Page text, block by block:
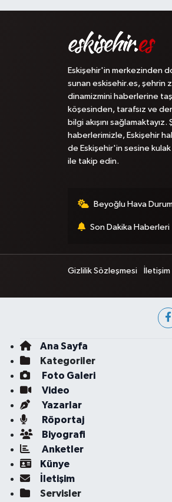
Eskişehir'in merkezinden
sunan eskisehir.es, şehrin
dinamizmini haberlerine
köşesinden, tarafsız ve
bilgi akışını
haberlerimizle, Eskişehir
de Eskişehir'in sesine
ile takip edin.
Beyoğlu Hava
Son Dakika Haberleri
Gizlilik Sözleşmesi İletişim
Ana Sayfa
Kategoriler
Foto Galeri
Video
Yazarlar
Röportaj
Biyografi
Anketler
Künye
İletişim
Servisler